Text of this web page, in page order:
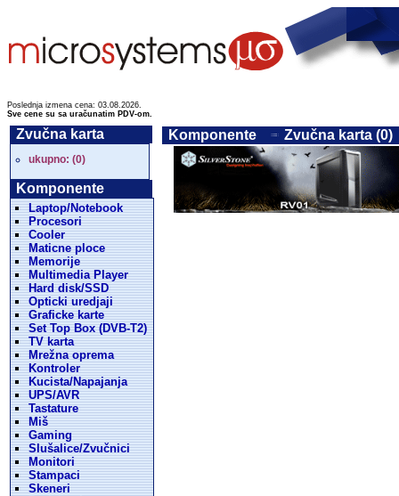
Poslednja izmena cena: 03.08.2026.
Sve cene su sa uračunatim PDV-om.
Zvučna karta
ukupno: (0)
Komponente
Laptop/Notebook
Procesori
Cooler
Maticne ploce
Memorije
Multimedia Player
Hard disk/SSD
Opticki uredjaji
Graficke karte
Set Top Box (DVB-T2)
TV karta
Mrežna oprema
Kontroler
Kucista/Napajanja
UPS/AVR
Tastature
Miš
Gaming
Slušalice/Zvučnici
Monitori
Stampaci
Skeneri
Komponente Zvučna karta (0)